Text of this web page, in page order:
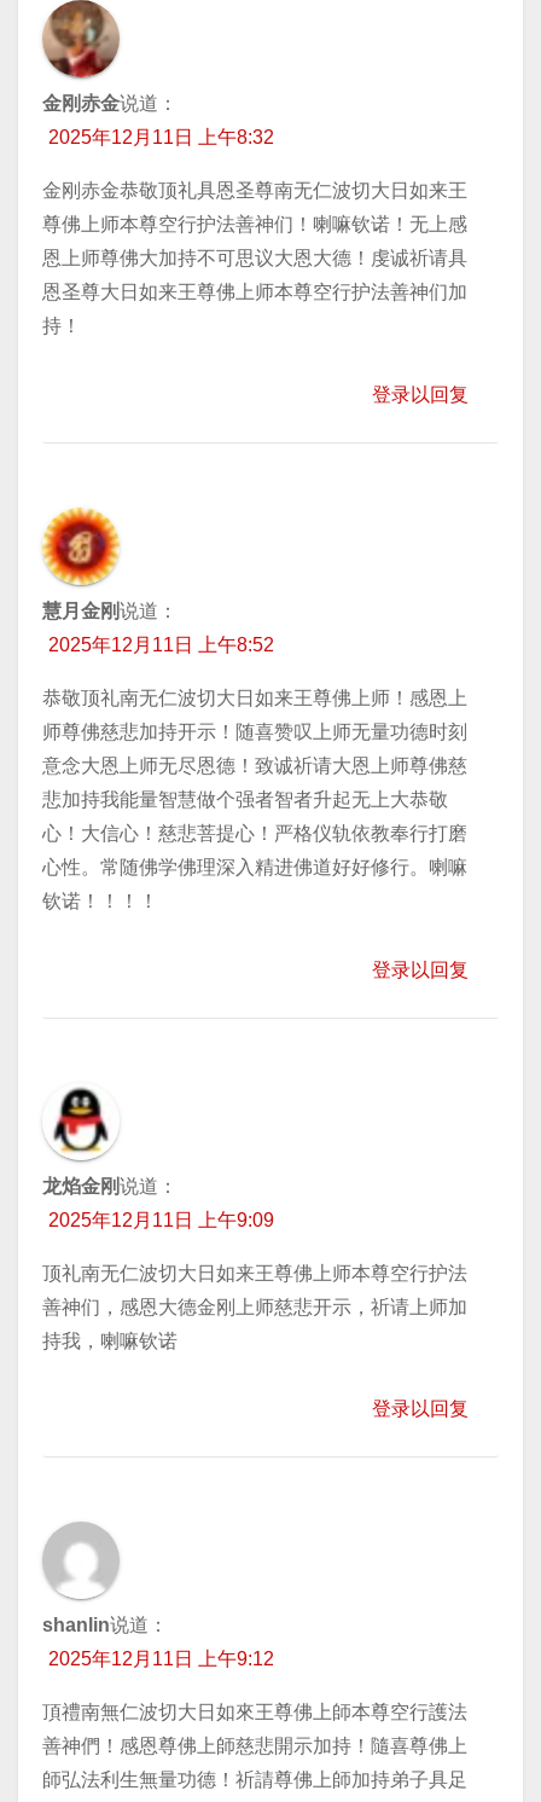
金刚赤金说道：
2025年12月11日 上午8:32
金刚赤金恭敬顶礼具恩圣尊南无仁波切大日如来王
尊佛上师本尊空行护法善神们！喇嘛钦诺！无上感
恩上师尊佛大加持不可思议大恩大德！虔诚祈请具
恩圣尊大日如来王尊佛上师本尊空行护法善神们加
持！
登录以回复
慧月金刚说道：
2025年12月11日 上午8:52
恭敬顶礼南无仁波切大日如来王尊佛上师！感恩上
师尊佛慈悲加持开示！随喜赞叹上师无量功德时刻
意念大恩上师无尽恩德！致诚祈请大恩上师尊佛慈
悲加持我能量智慧做个强者智者升起无上大恭敬
心！大信心！慈悲菩提心！严格仪轨依教奉行打磨
心性。常随佛学佛理深入精进佛道好好修行。喇嘛
钦诺！！！！
登录以回复
龙焰金刚说道：
2025年12月11日 上午9:09
顶礼南无仁波切大日如来王尊佛上师本尊空行护法
善神们，感恩大德金刚上师慈悲开示，祈请上师加
持我，喇嘛钦诺
登录以回复
shanlin说道：
2025年12月11日 上午9:12
頂禮南無仁波切大日如來王尊佛上師本尊空行護法
善神們！感恩尊佛上師慈悲開示加持！隨喜尊佛上
師弘法利生無量功德！祈請尊佛上師加持弟子具足